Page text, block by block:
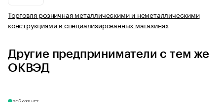
Торговля розничная металлическими и неметаллическими
конструкциями в специализированных магазинах
Другие предприниматели с тем же
ОКВЭД